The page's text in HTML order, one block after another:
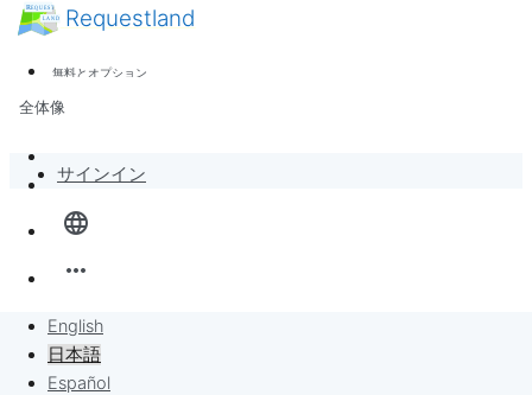
Requestland
無料とオプション
サポート
language
more_horiz
English
日本語
Español
全体像
バンバンボード
リクエスト
リクエストに販売
プロジェクト
ニュース
ピース・アンド・パッションについて
サインイン